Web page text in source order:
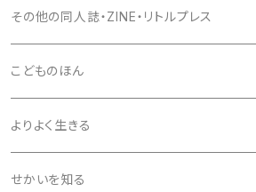
現代短歌クラシックス（書肆侃侃房）
評論・鑑賞
エッセイ
同人誌・リトルプレス
雑誌
セレクション俳人
入門書
評論・鑑賞
エッセイ
同人誌・リトルプレス
詩集
入門書
評論・鑑賞
エッセイ
その他の同人誌・ZINE・リトルプレス
こどものほん
よりよく生きる
せかいを知る